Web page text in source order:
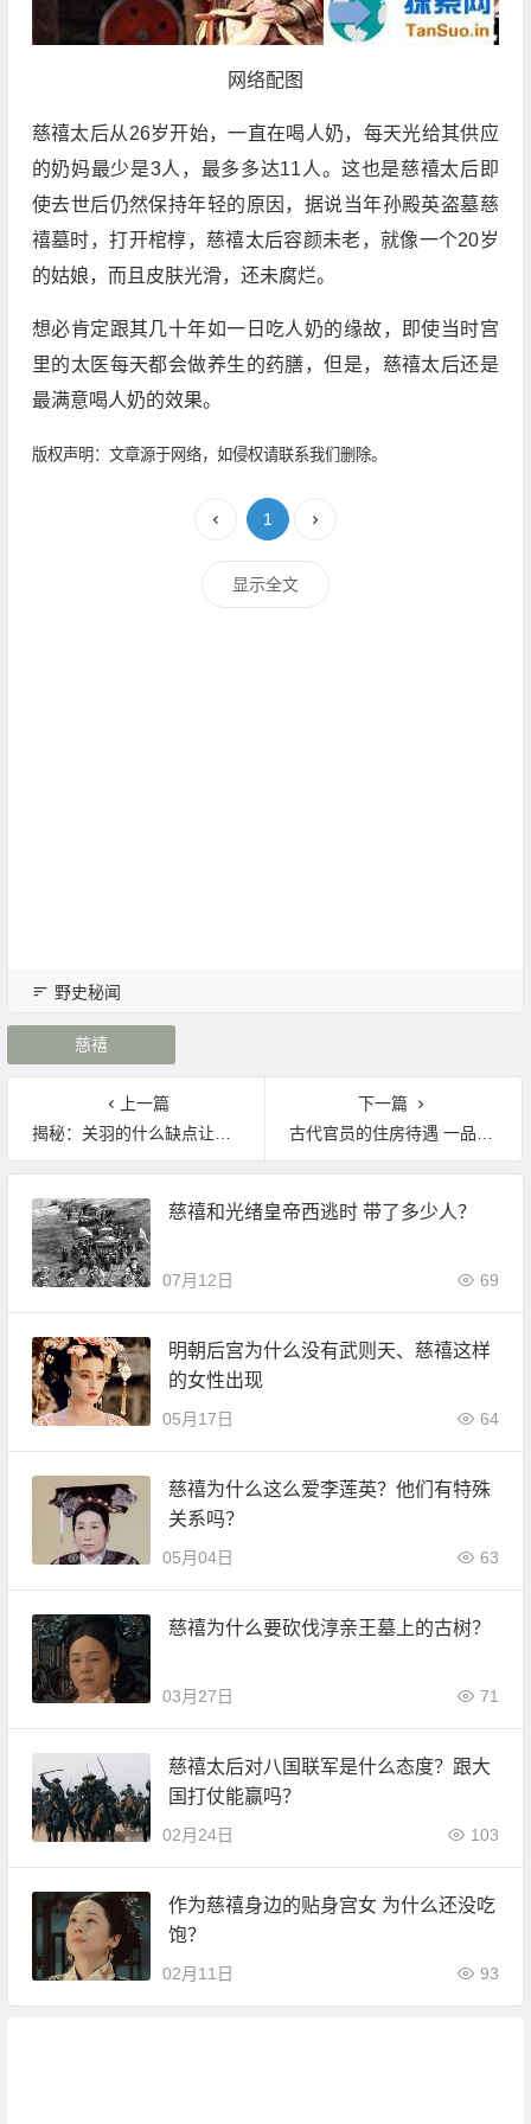
网络配图
慈禧太后从26岁开始，一直在喝人奶，每天光给其供应
的奶妈最少是3人，最多多达11人。这也是慈禧太后即
使去世后仍然保持年轻的原因，据说当年孙殿英盗墓慈
禧墓时，打开棺椁，慈禧太后容颜未老，就像一个20岁
的姑娘，而且皮肤光滑，还未腐烂。
想必肯定跟其几十年如一日吃人奶的缘故，即使当时宫
里的太医每天都会做养生的药膳，但是，慈禧太后还是
最满意喝人奶的效果。
版权声明：文章源于网络，如侵权请联系我们删除。
1
显示全文
野史秘闻
慈禧
上一篇
揭秘：关羽的什么缺点让他险杀曹操？
下一篇
古代官员的住房待遇 一品官员分配住房20间?
慈禧和光绪皇帝西逃时 带了多少人？
07月12日 69
明朝后宫为什么没有武则天、慈禧这样
的女性出现
05月17日 64
慈禧为什么这么爱李莲英？他们有特殊
关系吗？
05月04日 63
慈禧为什么要砍伐淳亲王墓上的古树？
03月27日 71
慈禧太后对八国联军是什么态度？跟大
国打仗能赢吗？
02月24日 103
作为慈禧身边的贴身宫女 为什么还没吃
饱？
02月11日 93